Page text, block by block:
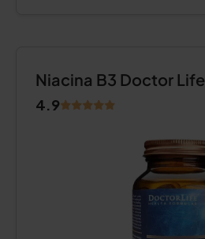
Niacina B3 Doctor Life
4.9